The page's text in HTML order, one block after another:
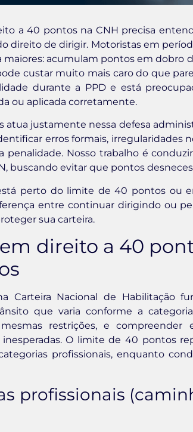
a 40 pontos na CNH precisa
direito de dirigir. Motoristas em
maiores: acumulam pontos em dobro
custar muito mais caro do que
durante a PPD e está
ou aplicada corretamente.
atua justamente nessa defesa
erros formais, irregularidades
penalidade. Nosso trabalho é
buscando evitar que pontos
perto do limite de 40 pontos ou
entre continuar dirigindo ou
sua carteira.
direito a 40
Carteira Nacional de Habilitação
que varia conforme a
restrições, e compreender
inesperadas. O limite de 40 pontos
profissionais, enquanto
profissionais